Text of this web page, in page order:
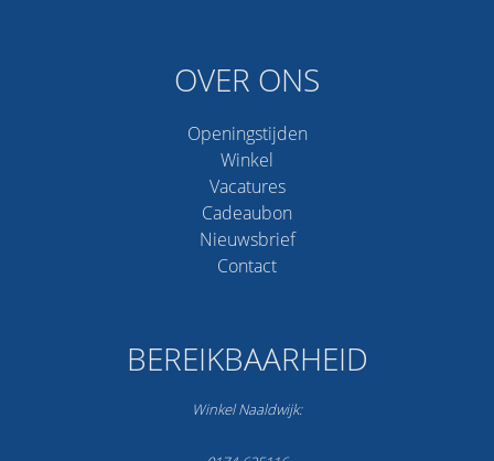
OVER ONS
Openingstijden
Winkel
Vacatures
Cadeaubon
Nieuwsbrief
Contact
BEREIKBAARHEID
Winkel Naaldwijk: